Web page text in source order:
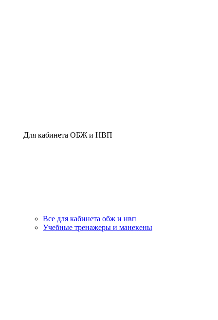
Для кабинета ОБЖ и НВП
Все для кабинета обж и нвп
Учебные тренажеры и манекены